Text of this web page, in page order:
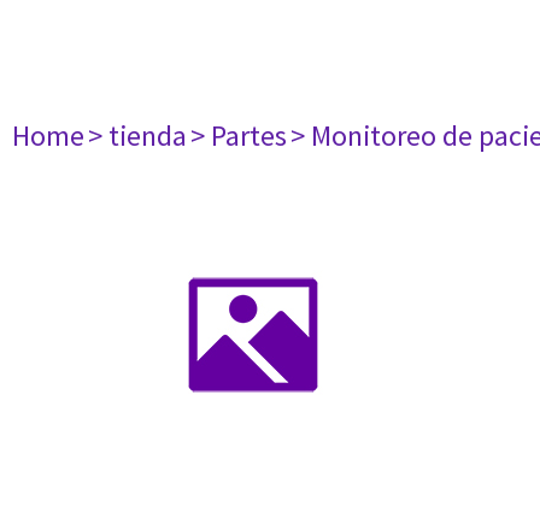
Home> tienda> Partes> Monitoreo de